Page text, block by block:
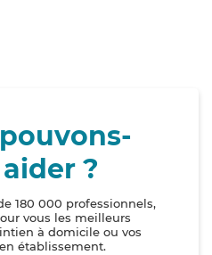
?
180 000 professionnels,
vous les meilleurs
à domicile ou vos
établissement.